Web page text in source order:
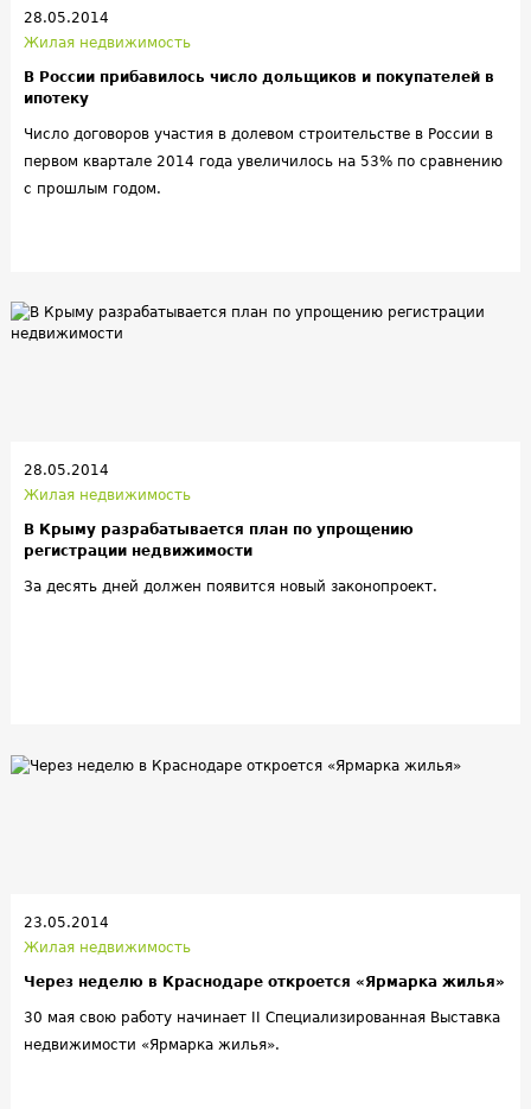
28.05.2014
Жилая недвижимость
В России прибавилось число дольщиков и покупателей в
ипотеку
Число договоров участия в долевом строительстве в России в
первом квартале 2014 года увеличилось на 53% по сравнению
с прошлым годом.
28.05.2014
Жилая недвижимость
В Крыму разрабатывается план по упрощению
регистрации недвижимости
За десять дней должен появится новый законопроект.
23.05.2014
Жилая недвижимость
Через неделю в Краснодаре откроется «Ярмарка жилья»
30 мая свою работу начинает II Специализированная Выставка
недвижимости «Ярмарка жилья».